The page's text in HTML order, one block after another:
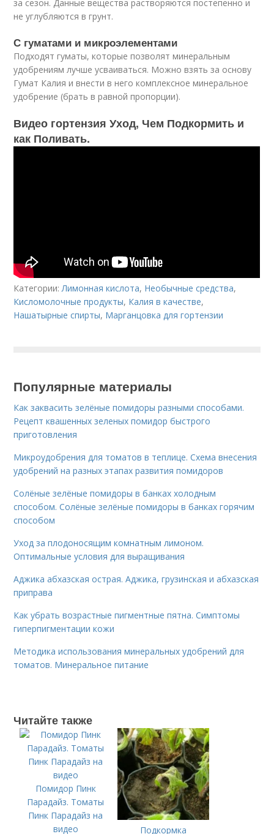
за сезон. Данные вещества растворяются постепенно и
не углубляются в грунт.
С гуматами и микроэлементами
Подходят гуматы, которые позволят минеральным
удобрениям лучше усваиваться. Можно взять за основу
Гумат Калия и внести в него комплексное минеральное
удобрение (брать в равной пропорции).
Видео гортензия Уход, Чем Подкормить и
как Поливать.
Категории:Лимонная кислота, Необычные средства,
Кисломолочные продукты, Калия в качестве,
Нашатырные спирты, Марганцовка для гортензии
Популярные материалы
Как заквасить зелёные помидоры разными способами.
Рецепт квашенных зеленых помидор быстрого
приготовления
Микроудобрения для томатов в теплице. Схема внесения
удобрений на разных этапах развития помидоров
Солёные зелёные помидоры в банках холодным
способом. Солёные зелёные помидоры в банках горячим
способом
Уход за плодоносящим комнатным лимоном.
Оптимальные условия для выращивания
Аджика абхазская острая. Аджика, грузинская и абхазская
приправа
Как убрать возрастные пигментные пятна. Симптомы
гиперпигментации кожи
Методика использования минеральных удобрений для
томатов. Минеральное питание
Читайте также
Помидор Пинк
Парадайз. Томаты
Пинк Парадайз на
видео
Подкормка